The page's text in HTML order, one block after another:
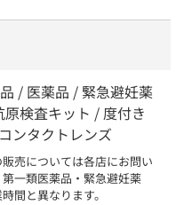
/ 医薬品 / 緊急避妊薬
検査キット / 度付き
ンタクトレンズ
売については各店にお問い
一類医薬品・緊急避妊薬
間と異なります。